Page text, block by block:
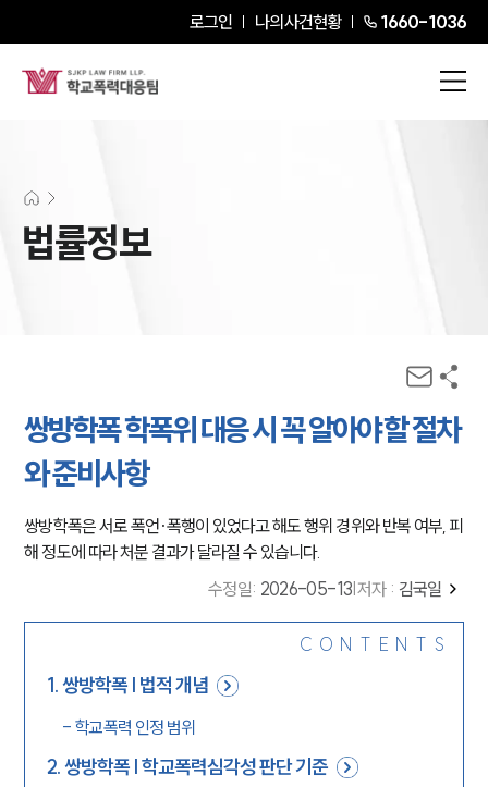
로그인 나의사건현황 1660-1036
법률정보
쌍방학폭 학폭위 대응 시 꼭 알아야 할 절차
와 준비사항
쌍방학폭은 서로 폭언·폭행이 있었다고 해도 행위 경위와 반복 여부, 피
해 정도에 따라 처분 결과가 달라질 수 있습니다.
수정일: 2026-05-13 저자 : 김국일
CONTENTS
1.쌍방학폭 | 법적 개념
- 학교폭력 인정 범위
2.쌍방학폭 | 학교폭력심각성 판단 기준